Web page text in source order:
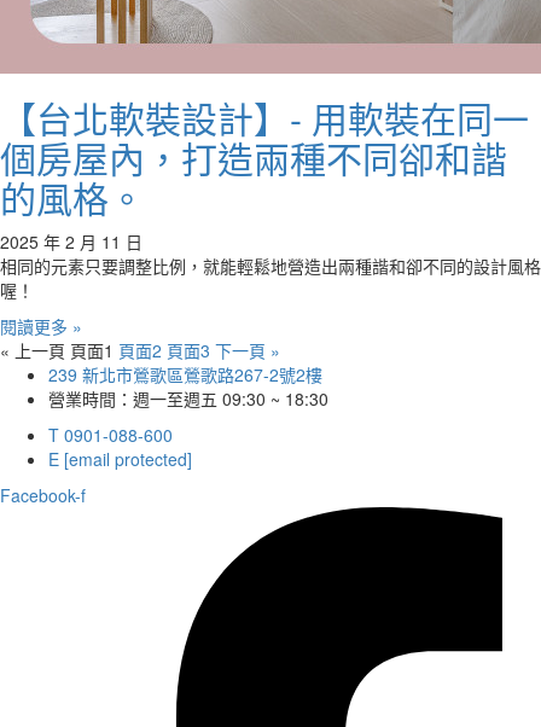
【台北軟裝設計】- 用軟裝在同一
個房屋內，打造兩種不同卻和諧
的風格。
2025 年 2 月 11 日
相同的元素只要調整比例，就能輕鬆地營造出兩種諧和卻不同的設計風格
喔！
閱讀更多 »
« 上一頁 頁面1 頁面2 頁面3 下一頁 »
239 新北市鶯歌區鶯歌路267-2號2樓
營業時間：週一至週五 09:30 ~ 18:30
T 0901-088-600
E [email protected]
Facebook-f